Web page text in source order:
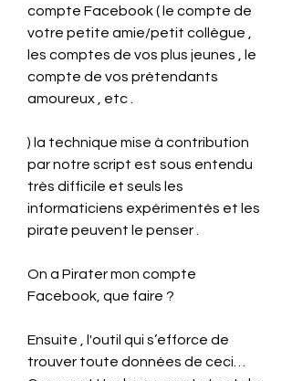
compte Facebook ( le compte de
votre petite amie/petit collègue ,
les comptes de vos plus jeunes , le
compte de vos prétendants
amoureux , etc .
) la technique mise à contribution
par notre script est sous entendu
très difficile et seuls les
informaticiens expérimentés et les
pirate peuvent le penser .
On a Pirater mon compte
Facebook, que faire ?
Ensuite , l'outil qui s’efforce de
trouver toute données de ceci…